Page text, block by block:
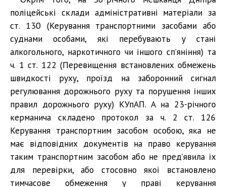
поліцейські склади адміністративні матеріали за
ст. 130 (Керування транспортними засобами або
суднами особами, які перебувають у стані
алкогольного, наркотичного чи іншого сп’яніння) та
ч. 1 ст. 122 (Перевищення встановлених обмежень
швидкості руху, проїзд на заборонний сигнал
регулювання дорожнього руху та порушення інших
правил дорожнього руху) КУпАП. А на 23-річного
керманича складено протокол за ч. 2 ст. 126
Керування транспортним засобом особою, яка не
має відповідних документів на право керування
таким транспортним засобом або не пред’явила їх
для перевірки, або стосовно якої встановлено
тимчасове обмеження у праві керування